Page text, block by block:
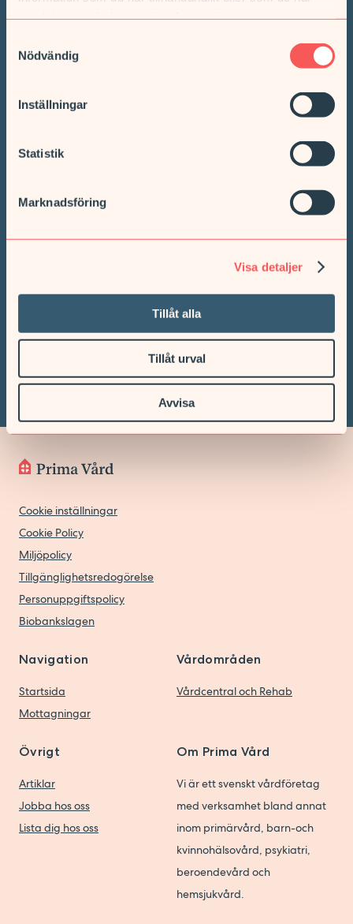
Nödvändig
Inställningar
Statistik
Marknadsföring
Visa detaljer
Tillåt alla
Tillåt urval
Avvisa
Vårdcentral & Rehab
förankrade verksamheter erbjuder vi trygg och nära vård som
Välkommen till någon av våra mottagningar. Vi erbjuder dig
ett brett vårdutbud och har mottagningar på flera platser i
Vi möter små barn, ungdomar och vuxna. Vi finns med under
oss om de som kommer till oss.
Cookie inställningar
Cookie Policy
Miljöpolicy
Tillgänglighetsredogörelse
Personuppgiftspolicy
Biobankslagen
Navigation
Startsida
Mottagningar
Vårdområden
Vårdcentral och Rehab
Övrigt
Artiklar
Jobba hos oss
Lista dig hos oss
Om Prima Vård
Vi är ett svenskt vårdföretag
med verksamhet bland annat
inom primärvård, barn-och
kvinnohälsovård, psykiatri,
beroendevård och
hemsjukvård.